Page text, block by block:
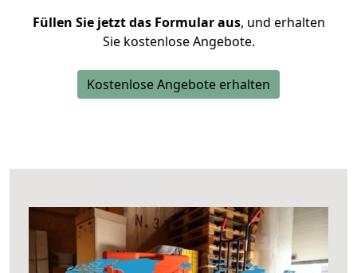
Füllen Sie jetzt das Formular aus, und erhalten
Sie kostenlose Angebote.
Kostenlose Angebote erhalten